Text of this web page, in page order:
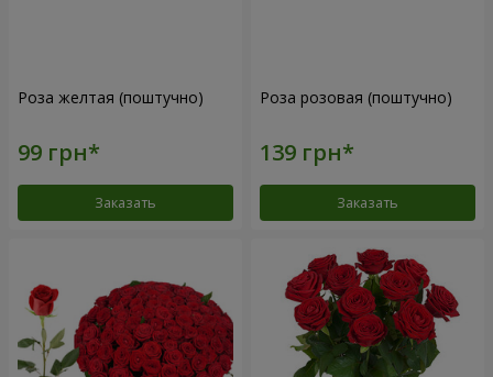
Роза желтая (поштучно)
Заказать
Роза розовая (поштучно)
Заказать